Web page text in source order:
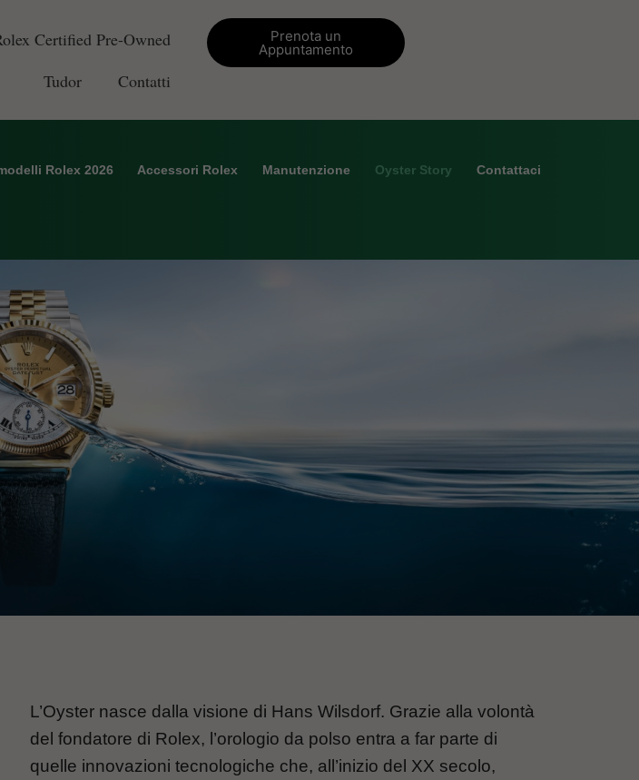
Certified Pre-Owned
Tudor
Contatti
Prenota un
Appuntamento
Rolex 2026 Accessori Rolex Manutenzione Oyster Story Contattaci
L’Oyster nasce dalla visione di Hans Wilsdorf. Grazie alla volontà
del fondatore di Rolex, l’orologio da polso entra a far parte di
quelle innovazioni tecnologiche che, all’inizio del XX secolo,